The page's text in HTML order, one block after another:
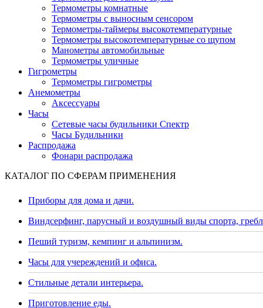
Термометры комнатные
Термометры с выносным сенсором
Термометры-таймеры высокотемпературные
Термометры высокотемпературные со щупом
Манометры автомобильные
Термометры уличные
Гигрометры
Термометры гигрометры
Анемометры
Аксессуары
Часы
Сетевые часы будильники Спектр
Часы Будильники
Распродажа
Фонари распродажа
КАТАЛОГ ПО СФЕРАМ ПРИМЕНЕНИЯ
Приборы для дома и дачи.
Виндсерфинг, парусный и воздушный виды спорта,
Пеший туризм, кемпинг и альпинизм.
Часы для учереждений и офиса.
Стильные детали интерьера.
Приготовление еды.